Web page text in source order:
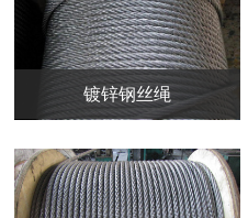
镀锌钢丝绳